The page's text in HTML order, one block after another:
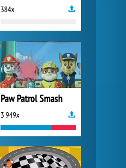
384x
Paw Patrol Smash
3 949x